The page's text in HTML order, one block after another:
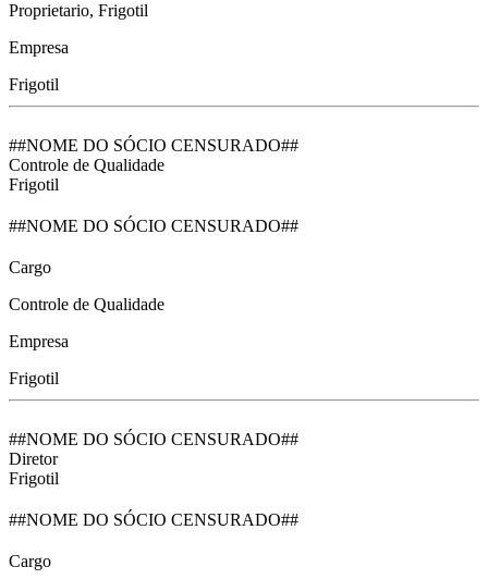
Proprietario, Frigotil
Empresa
Frigotil
##NOME DO SÓCIO CENSURADO##
Controle de Qualidade
Frigotil
##NOME DO SÓCIO CENSURADO##
Cargo
Controle de Qualidade
Empresa
Frigotil
##NOME DO SÓCIO CENSURADO##
Diretor
Frigotil
##NOME DO SÓCIO CENSURADO##
Cargo